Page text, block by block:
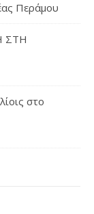
Περάμου
ΣΤΗ
στο